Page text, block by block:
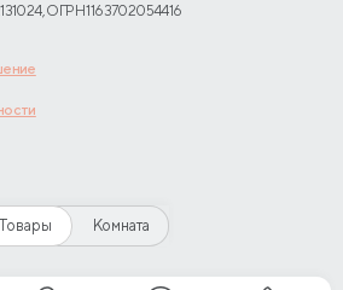
Товары Комната
ОГРН 1163702054416